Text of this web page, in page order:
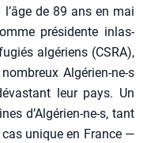
de 89 ans en mai
pré­si­dente inlas­
algé­riens (CSRA),
Algé­rien-ne‑s
leur pays. Un
d’Al­gé­rien-ne‑s, tant
unique en France —